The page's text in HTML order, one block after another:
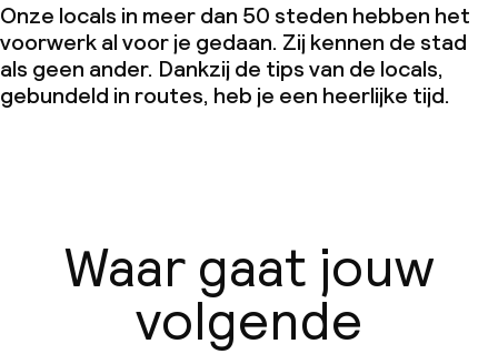
Onze locals in meer dan 50 steden hebben het
voorwerk al voor je gedaan. Zij kennen de stad
als geen ander. Dankzij de tips van de locals,
gebundeld in routes, heb je een heerlijke tijd.
Waar gaat jouw
volgende